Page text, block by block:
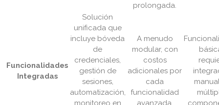
prolongada.
Funcionalidades
Integradas
Solución
unificada que
incluye bóveda
de
credenciales,
gestión de
sesiones,
automatización,
monitoreo en
A menudo
modular, con
costos
adicionales por
cada
funcionalidad
avanzada.